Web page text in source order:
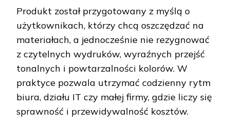
Produkt został przygotowany z myślą o
użytkownikach, którzy chcą oszczędzać na
materiałach, a jednocześnie nie rezygnować
z czytelnych wydruków, wyraźnych przejść
tonalnych i powtarzalności kolorów. W
praktyce pozwala utrzymać codzienny rytm
biura, działu IT czy małej firmy, gdzie liczy się
sprawność i przewidywalność kosztów.